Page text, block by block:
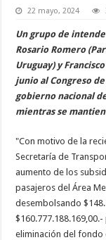
22 mayo, 2024
Un grupo de
Rosario Romero
Uruguay) y
junio al Congreso
gobierno nacional
mientras se
"Con motivo de la
Secretaría de
aumento de los
pasajeros del Área
desembolsando
eliminación del fondo